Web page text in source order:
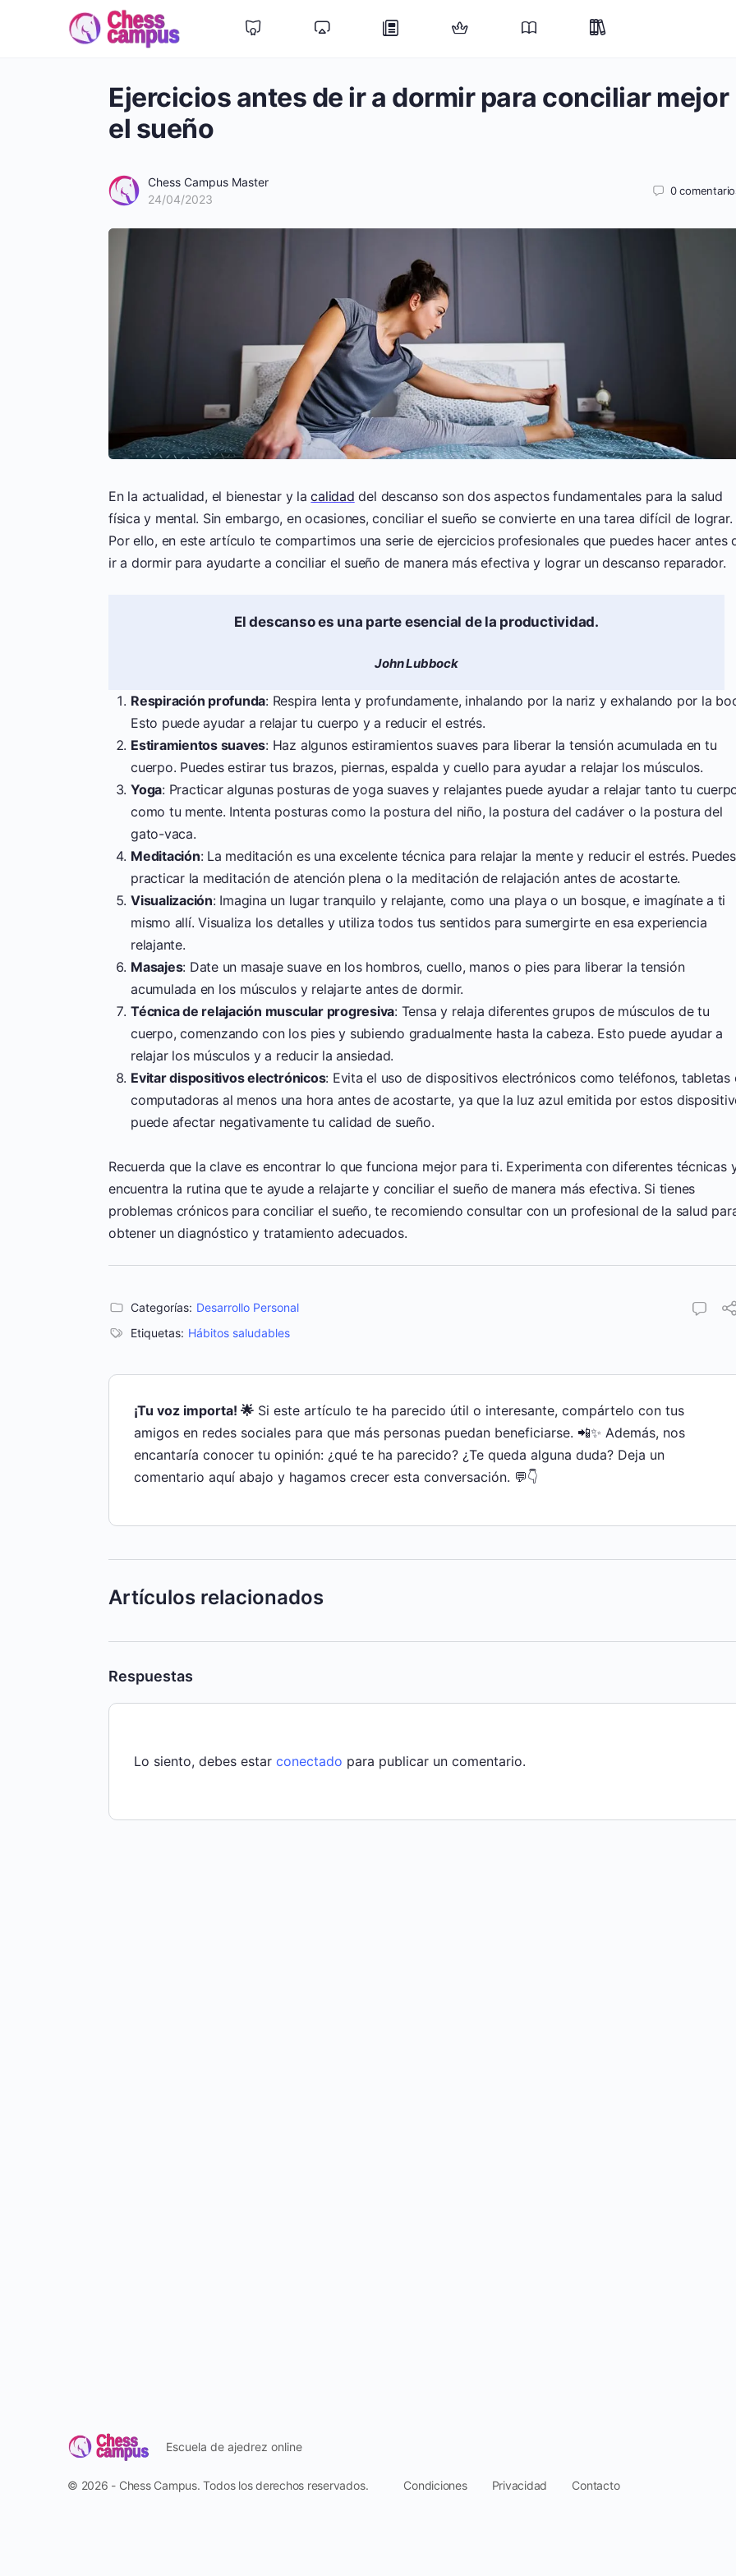
Ejercicios antes de ir a dormir para conciliar mejor
el sueño
Chess Campus Master
24/04/2023
0
En la actualidad, el bienestar y lacalidad del descanso son dos aspectos fundamentales para la salud
física y mental. Sin embargo, en ocasiones, conciliar el sueño se convierte en una tarea difícil de lograr.
Por ello, en este artículo te compartimos una serie de ejercicios profesionales que puedes hacer antes
ir a dormir para ayudarte a conciliar el sueño de manera más efectiva y lograr un descanso reparador.
El descanso es una parte esencial de la productividad.
John Lubbock
Respiración profunda: Respira lenta y profundamente, inhalando por la nariz y exhalando por la
Esto puede ayudar a relajar tu cuerpo y a reducir el estrés.
Estiramientos suaves: Haz algunos estiramientos suaves para liberar la tensión acumulada en tu
cuerpo. Puedes estirar tus brazos, piernas, espalda y cuello para ayudar a relajar los músculos.
Yoga: Practicar algunas posturas de yoga suaves y relajantes puede ayudar a relajar tanto tu
como tu mente. Intenta posturas como la postura del niño, la postura del cadáver o la postura del
gato-vaca.
Meditación: La meditación es una excelente técnica para relajar la mente y reducir el estrés. Puedes
practicar la meditación de atención plena o la meditación de relajación antes de acostarte.
Visualización: Imagina un lugar tranquilo y relajante, como una playa o un bosque, e imagínate a ti
mismo allí. Visualiza los detalles y utiliza todos tus sentidos para sumergirte en esa experiencia
relajante.
Masajes: Date un masaje suave en los hombros, cuello, manos o pies para liberar la tensión
acumulada en los músculos y relajarte antes de dormir.
Técnica de relajación muscular progresiva: Tensa y relaja diferentes grupos de músculos de tu
cuerpo, comenzando con los pies y subiendo gradualmente hasta la cabeza. Esto puede ayudar a
relajar los músculos y a reducir la ansiedad.
Evitar dispositivos electrónicos: Evita el uso de dispositivos electrónicos como teléfonos, tabletas
computadoras al menos una hora antes de acostarte, ya que la luz azul emitida por estos
puede afectar negativamente tu calidad de sueño.
Recuerda que la clave es encontrar lo que funciona mejor para ti. Experimenta con diferentes técnicas
encuentra la rutina que te ayude a relajarte y conciliar el sueño de manera más efectiva. Si tienes
problemas crónicos para conciliar el sueño, te recomiendo consultar con un profesional de la salud
obtener un diagnóstico y tratamiento adecuados.
Categorías: Desarrollo Personal
Etiquetas: Hábitos saludables
¡Tu voz importa! 🌟 Si este artículo te ha parecido útil o interesante, compártelo con tus
amigos en redes sociales para que más personas puedan beneficiarse. 📲✨ Además, nos
encantaría conocer tu opinión: ¿qué te ha parecido? ¿Te queda alguna duda? Deja un
comentario aquí abajo y hagamos crecer esta conversación. 💬👇
Artículos relacionados
Respuestas
Lo siento, debes estar conectado para publicar un comentario.
Escuela de ajedrez online
© 2026 - Chess Campus. Todos los derechos reservados. Condiciones Privacidad Contacto